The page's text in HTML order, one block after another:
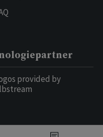
provided by